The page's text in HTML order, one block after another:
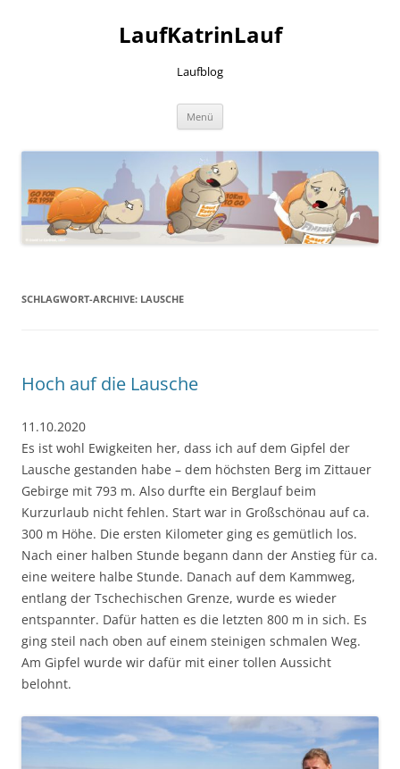
LaufKatrinLauf
Laufblog
Menü
SCHLAGWORT-ARCHIVE: LAUSCHE
Hoch auf die Lausche
11.10.2020
Es ist wohl Ewigkeiten her, dass ich auf dem Gipfel der
Lausche gestanden habe – dem höchsten Berg im Zittauer
Gebirge mit 793 m. Also durfte ein Berglauf beim
Kurzurlaub nicht fehlen. Start war in Großschönau auf ca.
300 m Höhe. Die ersten Kilometer ging es gemütlich los.
Nach einer halben Stunde begann dann der Anstieg für ca.
eine weitere halbe Stunde. Danach auf dem Kammweg,
entlang der Tschechischen Grenze, wurde es wieder
entspannter. Dafür hatten es die letzten 800 m in sich. Es
ging steil nach oben auf einem steinigen schmalen Weg.
Am Gipfel wurde wir dafür mit einer tollen Aussicht
belohnt.